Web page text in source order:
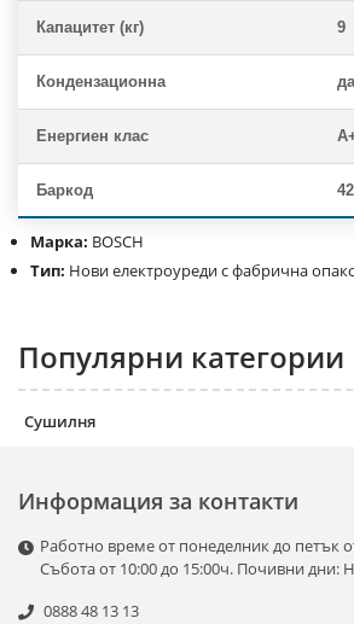
Капацитет (кг) 9
Кондензационна да
Енергиен клас
Баркод
Марка: BOSCH
Тип: Нови електроуреди с фабрична
Популярни категории
Сушилня
Информация за контакти
Работно време от понеделник до петък
Събота от 10:00 до 15:00ч. Почивни дни:
0888 48 13 13